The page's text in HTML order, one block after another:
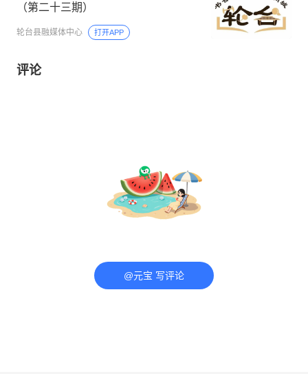
（第二十三期）
轮台县融媒体中心 打开APP
评论
@元宝 写评论